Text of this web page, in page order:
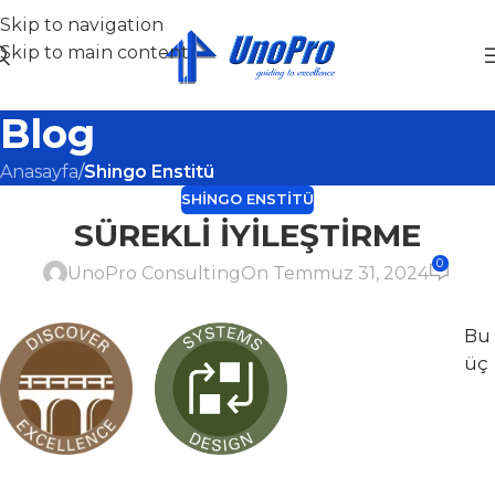
Skip to navigation
Skip to main content
Blog
Anasayfa/Shingo Enstitü
SHINGO ENSTITÜ
SÜREKLİ İYİLEŞTİRME
UnoPro ConsultingOn Temmuz 31, 2024 0
Bu
üç